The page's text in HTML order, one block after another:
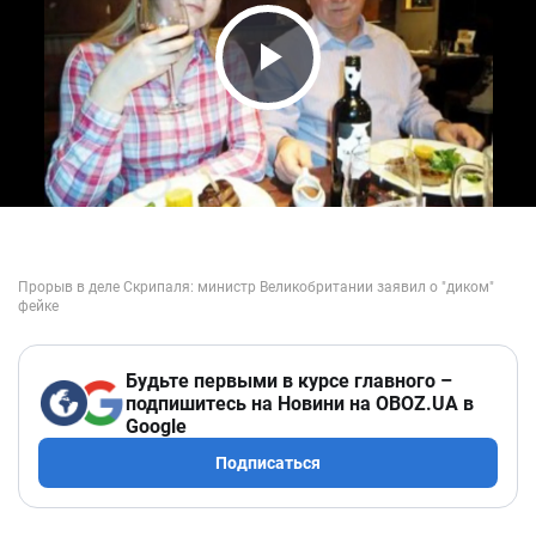
Play Video
Будьте первыми в курсе главного –
подпишитесь на Новини на OBOZ.UA в
Google
Подписаться